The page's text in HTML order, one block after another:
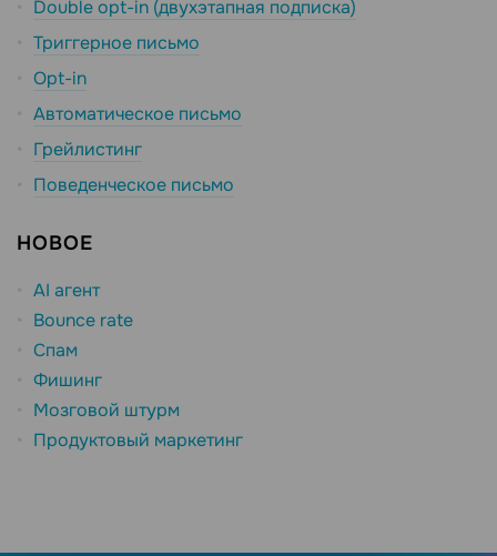
Double opt-in (двухэтапная подписка)
Триггерное письмо
Opt-in
Автоматическое письмо
Грейлистинг
Поведенческое письмо
НОВОЕ
AI агент
Bounce rate
Спам
Фишинг
Мозговой штурм
Продуктовый маркетинг